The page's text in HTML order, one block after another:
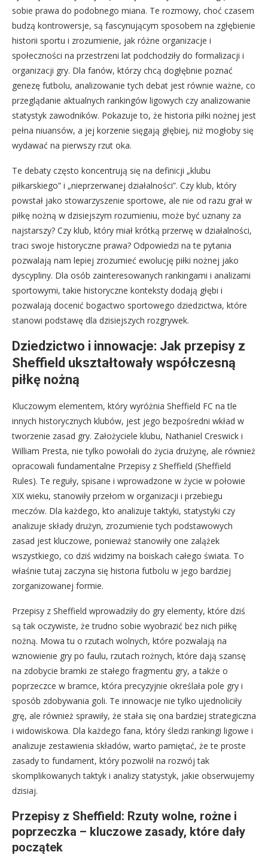
sobie prawa do podobnego miana. Te rozmowy, choć czasem
budzą kontrowersje, są fascynującym sposobem na zgłębienie
historii sportu i zrozumienie, jak różne organizacje i
społeczności na przestrzeni lat podchodziły do formalizacji i
organizacji gry. Dla fanów, którzy chcą dogłębnie poznać
genezę futbolu, analizowanie tych debat jest równie ważne, co
przeglądanie aktualnych rankingów ligowych czy analizowanie
statystyk zawodników. Pokazuje to, że historia piłki nożnej jest
pełna niuansów, a jej korzenie sięgają głębiej, niż mogłoby się
wydawać na pierwszy rzut oka.
Te debaty często koncentrują się na definicji „klubu
piłkarskiego” i „nieprzerwanej działalności”. Czy klub, który
powstał jako stowarzyszenie sportowe, ale nie od razu grał w
piłkę nożną w dzisiejszym rozumieniu, może być uznany za
najstarszy? Czy klub, który miał krótką przerwę w działalności,
traci swoje historyczne prawa? Odpowiedzi na te pytania
pozwalają nam lepiej zrozumieć ewolucję piłki nożnej jako
dyscypliny. Dla osób zainteresowanych rankingami i analizami
sportowymi, takie historyczne konteksty dodają głębi i
pozwalają docenić bogactwo sportowego dziedzictwa, które
stanowi podstawę dla dzisiejszych rozgrywek.
Dziedzictwo i innowacje: Jak przepisy z
Sheffield ukształtowały współczesną
piłkę nożną
Kluczowym elementem, który wyróżnia Sheffield FC na tle
innych historycznych klubów, jest jego bezpośredni wkład w
tworzenie zasad gry. Założyciele klubu, Nathaniel Creswick i
William Presta, nie tylko powołali do życia drużynę, ale również
opracowali fundamentalne Przepisy z Sheffield (Sheffield
Rules). Te reguły, spisane i wprowadzone w życie w połowie
XIX wieku, stanowiły przełom w organizacji i przebiegu
meczów. Dla każdego, kto analizuje taktyki, statystyki czy
analizuje składy drużyn, zrozumienie tych podstawowych
zasad jest kluczowe, ponieważ stanowiły one zalążek
wszystkiego, co dziś widzimy na boiskach całego świata. To
właśnie tutaj zaczyna się historia futbolu w jego bardziej
zorganizowanej formie.
Przepisy z Sheffield wprowadziły do gry elementy, które dziś
są tak oczywiste, że trudno sobie wyobrazić bez nich piłkę
nożną. Mowa tu o rzutach wolnych, które pozwalają na
wznowienie gry po faulu, rzutach rożnych, które dają szansę
na zdobycie bramki ze stałego fragmentu gry, a także o
poprzeczce w bramce, która precyzyjnie określała pole gry i
sposób zdobywania goli. Te innowacje nie tylko ujednoliciły
grę, ale również sprawiły, że stała się ona bardziej strategiczna
i widowiskowa. Dla każdego fana, który śledzi rankingi ligowe i
analizuje zestawienia składów, warto pamiętać, że te proste
zasady to fundament, który pozwolił na rozwój tak
skomplikowanych taktyk i analizy statystyk, jakie obserwujemy
dzisiaj.
Przepisy z Sheffield: Rzuty wolne, rożne i
poprzeczka – kluczowe zasady, które dały
początek